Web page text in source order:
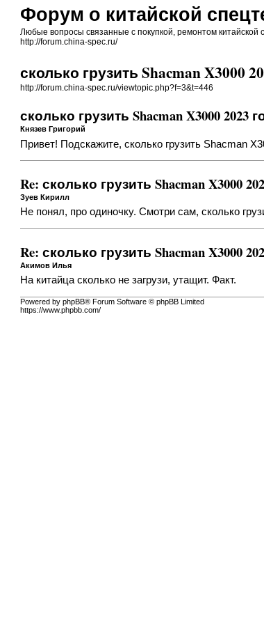
Форум о китайской
Любые вопросы связанные с покупкой, ремонтом китайской
http://forum.china-spec.ru/
сколько грузить Shacman X3000
http://forum.china-spec.ru/viewtopic.php?f=3&t=446
сколько грузить Shacman X3000 2023
Князев Григорий
Привет! Подскажите, сколько грузить Shacman
Re: сколько грузить Shacman X3000
Зуев Кирилл
Не понял, про одиночку. Смотри сам, сколько
Re: сколько грузить Shacman X3000
Акимов Илья
На китайца сколько не загрузи, утащит. Факт.
Powered by phpBB® Forum Software © phpBB Limited
https://www.phpbb.com/